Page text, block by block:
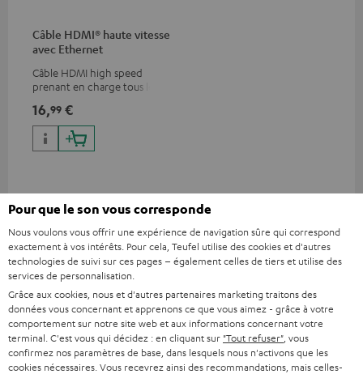
Câble HDMI® haute vitesse
avec Ethernet
Câble HDMI high speed
prenant en charge tous les
50/60p et 4K 3D
16,99 €
Accessoires compatibles
Pour que le son vous corresponde
Nous voulons vous offrir une expérience de navigation sûre qui correspond
exactement à vos intérêts. Pour cela, Teufel utilise des cookies et d'autres
technologies de suivi sur ces pages – également celles de tiers et utilise des
services de personnalisation.
Grâce aux cookies, nous et d'autres partenaires marketing traitons des
données vous concernant et apprenons ce que vous aimez - grâce à votre
comportement sur notre site web et aux informations concernant votre
terminal. C'est vous qui décidez : en cliquant sur "Tout refuser" , vous
confirmez nos paramètres de base, dans lesquels nous n'activons que les
cookies nécessaires. Vous recevrez ainsi des recommandations, mais celles-